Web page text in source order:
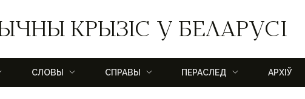
КРЫЗІС У БЕЛАРУСІ
СЛОВЫ СПРАВЫ ПЕРАСЛЕД АРХІЎ